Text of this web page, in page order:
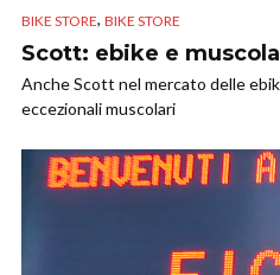
BIKE STORE, BIKE STORE
Scott: ebike e
Anche Scott nel mercato delle
eccezionali muscolari